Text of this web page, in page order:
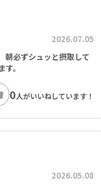
2026.07.05
朝必ずシュッと摂取して
。
0人がいいねしています！
2026.05.08